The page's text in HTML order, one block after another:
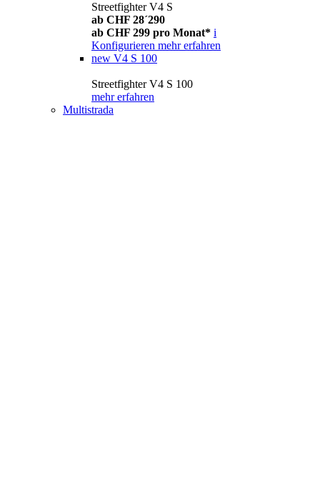
Streetfighter V4 S
ab CHF 28´290
ab CHF 299 pro Monat* i
Konfigurieren mehr erfahren
new V4 S 100
Streetfighter V4 S 100
mehr erfahren
Multistrada